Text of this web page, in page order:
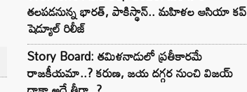
తలపడనున్న భారత్, పాకిస్థాన్.. మహిళల ఆసియా కప్
షెడ్యూల్ రిలీజ్
Story Board: తమిళనాడులో ప్రతీకారమే
రాజకీయమా..? కరుణ, జయ దగ్గర నుంచి విజయ్